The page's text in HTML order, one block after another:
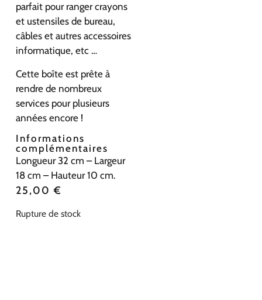
parfait pour ranger crayons
et ustensiles de bureau,
câbles et autres accessoires
informatique, etc …
Cette boîte est prête à
rendre de nombreux
services pour plusieurs
années encore !
Informations
complémentaires
Longueur 32 cm – Largeur
18 cm – Hauteur 10 cm.
25,00€
Rupture de stock